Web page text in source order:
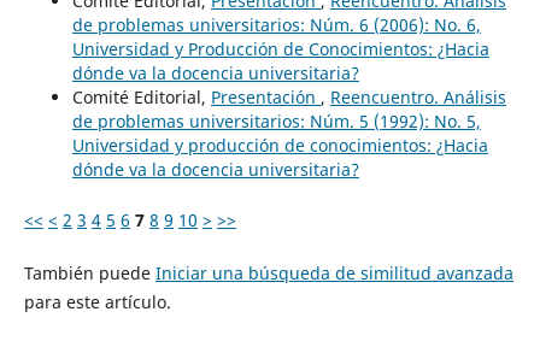
de problemas universitarios: Núm. 6 (2006): No. 6,
Universidad y Producción de Conocimientos: ¿Hacia
dónde va la docencia universitaria?
Comité Editorial, Presentación , Reencuentro. Análisis
de problemas universitarios: Núm. 5 (1992): No. 5,
Universidad y producción de conocimientos: ¿Hacia
dónde va la docencia universitaria?
<< < 2 3 4 5 6 7 8 9 10 > >>
También puede Iniciar una búsqueda de similitud avanzada
para este artículo.